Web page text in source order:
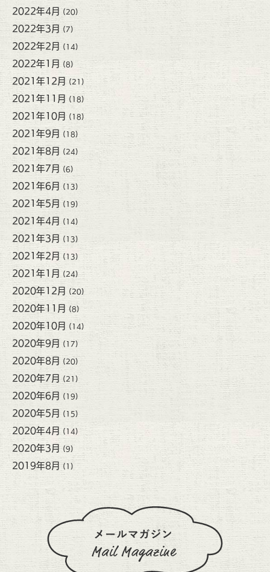
2022年4月 (20)
2022年3月 (7)
2022年2月 (14)
2022年1月 (8)
2021年12月 (21)
2021年11月 (18)
2021年10月 (18)
2021年9月 (18)
2021年8月 (24)
2021年7月 (6)
2021年6月 (13)
2021年5月 (19)
2021年4月 (14)
2021年3月 (13)
2021年2月 (13)
2021年1月 (24)
2020年12月 (20)
2020年11月 (8)
2020年10月 (14)
2020年9月 (17)
2020年8月 (20)
2020年7月 (21)
2020年6月 (19)
2020年5月 (15)
2020年4月 (14)
2020年3月 (9)
2019年8月 (1)